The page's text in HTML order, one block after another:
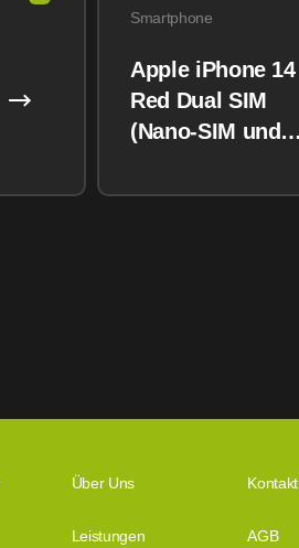
Smartphone
Apple iPhone 14
Red Dual SIM
(Nano-SIM und
Über Uns Kontakt
Leistungen AGB